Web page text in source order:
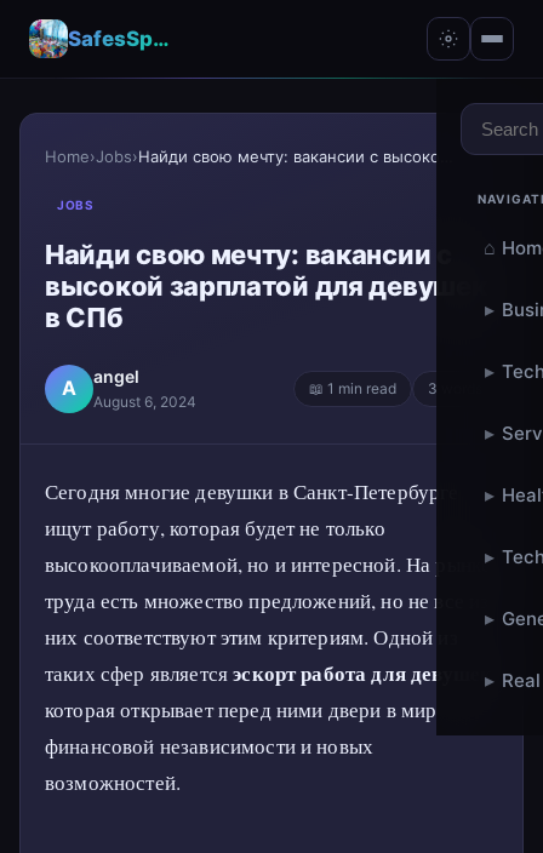
SafesSpace – A Secure Place for Growth & Support
⌂
▸
▸
▸
▸
▸
▸
▸
Home›Jobs›
JOBS
Найди свою мечту: вакансии с
высокой зарплатой для девушек
в СПб
A angel
August 6, 2024
📖 1 min read 3 words
Сегодня многие девушки в Санкт-Петербурге
ищут работу, которая будет не только
высокооплачиваемой, но и интересной. На рынке
труда есть множество предложений, но не все из
них соответствуют этим критериям. Одной из
таких сфер являетсяэскорт работа для девушек
которая открывает перед ними двери в мир
финансовой независимости и новых
возможностей.